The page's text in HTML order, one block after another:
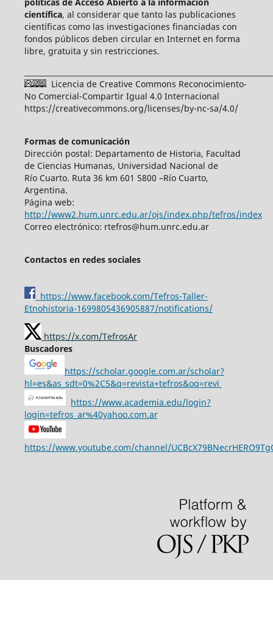
políticas de Acceso Abierto a la información
científica, al considerar que tanto las publicaciones
científicas como las investigaciones financiadas con
fondos públicos deben circular en Internet en forma
libre, gratuita y sin restricciones.
Licencia de Creative Commons Reconocimiento-
No Comercial-Compartir Igual 4.0 Internacional
https://creativecommons.org/licenses/by-nc-sa/4.0/
Formas de comunicación
Dirección postal: Departamento de Historia, Facultad
de Ciencias Humanas, Universidad Nacional de
Río Cuarto. Ruta 36 km 601 5800 –Río Cuarto,
Argentina.
Página web:
http://www2.hum.unrc.edu.ar/ojs/index.php/tefros/index
Correo electrónico: rtefros@hum.unrc.edu.ar
Contactos en redes sociales
https://www.facebook.com/Tefros-Taller-
Etnohistoria-1699805436905887/notifications/
https://x.com/TefrosAr
Buscadores
https://scholar.google.com.ar/scholar?
hl=es&as_sdt=0%2C5&q=revista+tefros&oq=revi
https://www.academia.edu/login?
login=tefros_ar%40yahoo.com.ar
https://www.youtube.com/channel/